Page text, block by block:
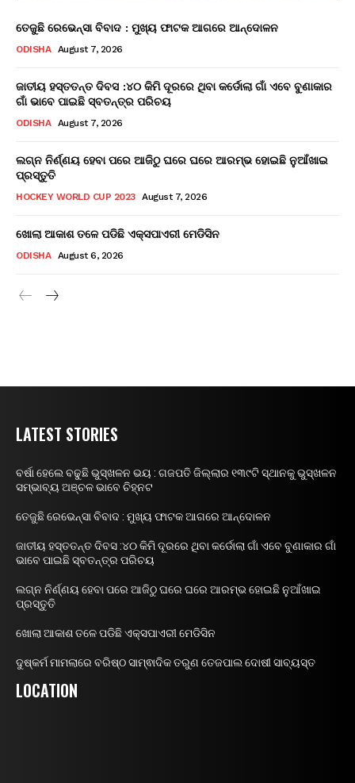
ତେଜୁଛି ରେଭେନ୍ସା ବିବାଦ : ମୁଖ୍ୟ ଫାଟକ ଆଗରେ ଆନ୍ଦୋଳନ
ODISHA August 7, 2026
ଜାତୀୟ ହସ୍ତତନ୍ତ ଦିବସ :୪୦ କିମି ଦୂରରେ ଥିବା କର୍ଡୋଲା ଗାଁ ଏବେ ବୁଣାକାର
ଗାଁ ଭାବେ ପାଇଛି ସ୍ବତନ୍ତ୍ର ପରିଚୟ
ODISHA August 7, 2026
ଲଗ୍ନ ନିର୍ଣ୍ଣୟ ହେବା ପରେ ଆଜିଠୁ ଘରେ ଘରେ ଆରମ୍ଭ ହୋଇଛି ନୁଆଁଖାଇ
ପ୍ରସ୍ତୁତି
HOCKEY WORLD CUP 2023 August 7, 2026
ଖୋଲା ଆକାଶ ତଳେ ପଡିଛି ଏକ୍ସପାଏରୀ ମେଡିସିନ
ODISHA August 6, 2026
LATEST STORIES
ବର୍ଷା ହେଲେ ବଢୁଛି ଭୁସ୍ଖଳନ ଭୟ : ଗଜପତି ଜିଲ୍ଲାର ୧୩୯ଟି ସ୍ଥାନକୁ ଭୁସ୍ଖଳନ
ସମ୍ଭାବ୍ୟ ଅଞ୍ଚଳ ଭାବେ ଚିହ୍ନଟ
ତେଜୁଛି ରେଭେନ୍ସା ବିବାଦ : ମୁଖ୍ୟ ଫାଟକ ଆଗରେ ଆନ୍ଦୋଳନ
ଜାତୀୟ ହସ୍ତତନ୍ତ ଦିବସ :୪୦ କିମି ଦୂରରେ ଥିବା କର୍ଡୋଲା ଗାଁ ଏବେ ବୁଣାକାର ଗାଁ
ଭାବେ ପାଇଛି ସ୍ବତନ୍ତ୍ର ପରିଚୟ
ଲଗ୍ନ ନିର୍ଣ୍ଣୟ ହେବା ପରେ ଆଜିଠୁ ଘରେ ଘରେ ଆରମ୍ଭ ହୋଇଛି ନୁଆଁଖାଇ
ପ୍ରସ୍ତୁତି
ଖୋଲା ଆକାଶ ତଳେ ପଡିଛି ଏକ୍ସପାଏରୀ ମେଡିସିନ
ଦୁଷ୍କର୍ମ ମାମଲାରେ ବରିଷ୍ଠ ସାମ୍ଵାଦିକ ତରୁଣ ତେଜପାଲ ଦୋଷୀ ସାବ୍ୟସ୍ତ
LOCATION